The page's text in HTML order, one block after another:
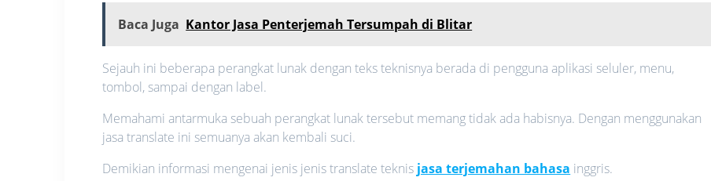
Baca Juga Kantor Jasa Penterjemah Tersumpah di Blitar
Sejauh ini beberapa perangkat lunak dengan teks teknisnya berada di pengguna aplikasi seluler, menu,
tombol, sampai dengan label.
Memahami antarmuka sebuah perangkat lunak tersebut memang tidak ada habisnya. Dengan menggunakan
jasa translate ini semuanya akan kembali suci.
Demikian informasi mengenai jenis jenis translate teknis jasa terjemahan bahasa inggris.